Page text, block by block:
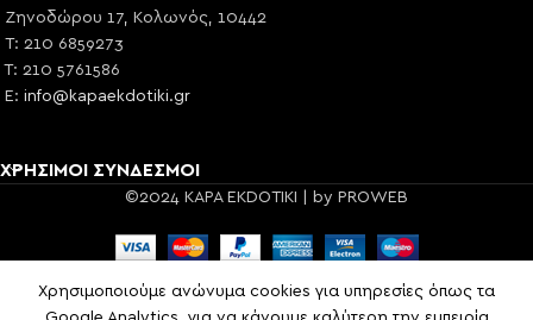
Ζηνοδώρου 17, Κολωνός, 10442
T: 210 6859273
T: 210 5761586
E: info@kapaekdotiki.gr
ΧΡΗΣΙΜΟΙ ΣΥΝΔΕΣΜΟΙ
©2024 KAPA EKDOTIKI | by PROWEB
My account
Χρησιμοποιούμε ανώνυμα cookies για υπηρεσίες όπως τα